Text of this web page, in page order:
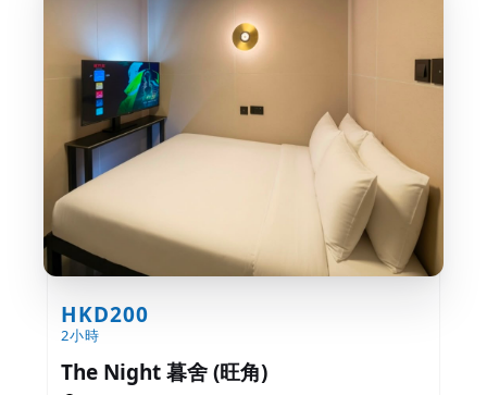
HKD200
2小時
The Night 暮舍 (旺角)